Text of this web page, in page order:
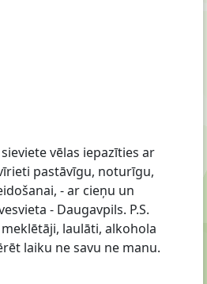
vēlas iepazīties ar
pastāvīgu, noturīgu,
- ar cieņu un
- Daugavpils. P.S.
laulāti, alkohola
laiku ne savu ne manu.